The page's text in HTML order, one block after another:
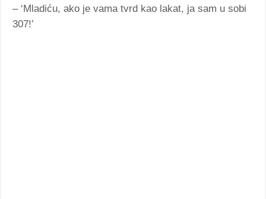
– ‘Mladiću, ako je vama tvrd kao lakat, ja sam u sobi
307!’